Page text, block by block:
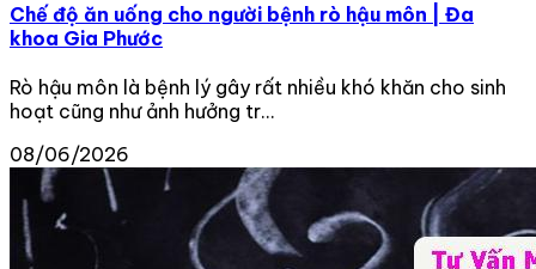
Chế độ ăn uống cho người bệnh rò hậu môn | Đa
khoa Gia Phước
Rò hậu môn là bệnh lý gây rất nhiều khó khăn cho sinh
hoạt cũng như ảnh hưởng tr...
08/06/2026